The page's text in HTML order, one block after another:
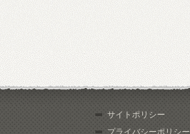
サイトポリシー
プライバシーポリシー